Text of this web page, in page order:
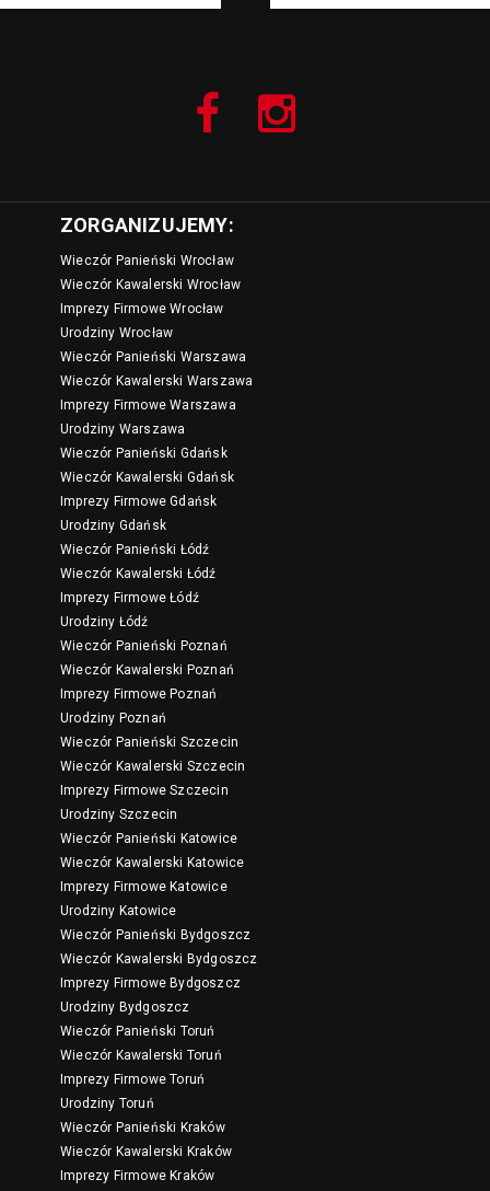
ZORGANIZUJEMY:
Wieczór Panieński Wrocław
Wieczór Kawalerski Wrocław
Imprezy Firmowe Wrocław
Urodziny Wrocław
Wieczór Panieński Warszawa
Wieczór Kawalerski Warszawa
Imprezy Firmowe Warszawa
Urodziny Warszawa
Wieczór Panieński Gdańsk
Wieczór Kawalerski Gdańsk
Imprezy Firmowe Gdańsk
Urodziny Gdańsk
Wieczór Panieński Łódź
Wieczór Kawalerski Łódź
Imprezy Firmowe Łódź
Urodziny Łódź
Wieczór Panieński Poznań
Wieczór Kawalerski Poznań
Imprezy Firmowe Poznań
Urodziny Poznań
Wieczór Panieński Szczecin
Wieczór Kawalerski Szczecin
Imprezy Firmowe Szczecin
Urodziny Szczecin
Wieczór Panieński Katowice
Wieczór Kawalerski Katowice
Imprezy Firmowe Katowice
Urodziny Katowice
Wieczór Panieński Bydgoszcz
Wieczór Kawalerski Bydgoszcz
Imprezy Firmowe Bydgoszcz
Urodziny Bydgoszcz
Wieczór Panieński Toruń
Wieczór Kawalerski Toruń
Imprezy Firmowe Toruń
Urodziny Toruń
Wieczór Panieński Kraków
Wieczór Kawalerski Kraków
Imprezy Firmowe Kraków